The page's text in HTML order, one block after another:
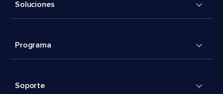
Soluciones
Programa
Soporte